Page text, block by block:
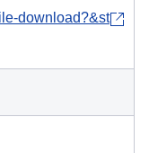
download?&st